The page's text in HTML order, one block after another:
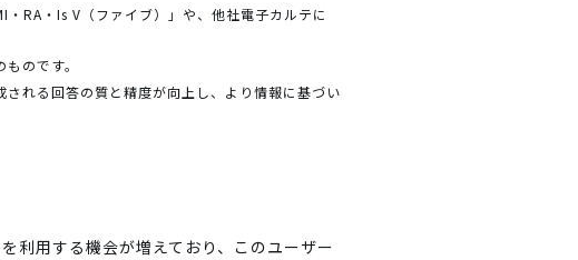
RA・Is V（ファイブ）」や、他社電子カルテに
のです。
れる回答の質と精度が向上し、より情報に基づい
利用する機会が増えており、このユーザー